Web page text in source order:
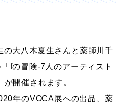
アニメーションコース
の大八木夏生さんと薬師川千
fの冒険-7人のアーティスト
開催されます。
年のVOCA展への出品、薬